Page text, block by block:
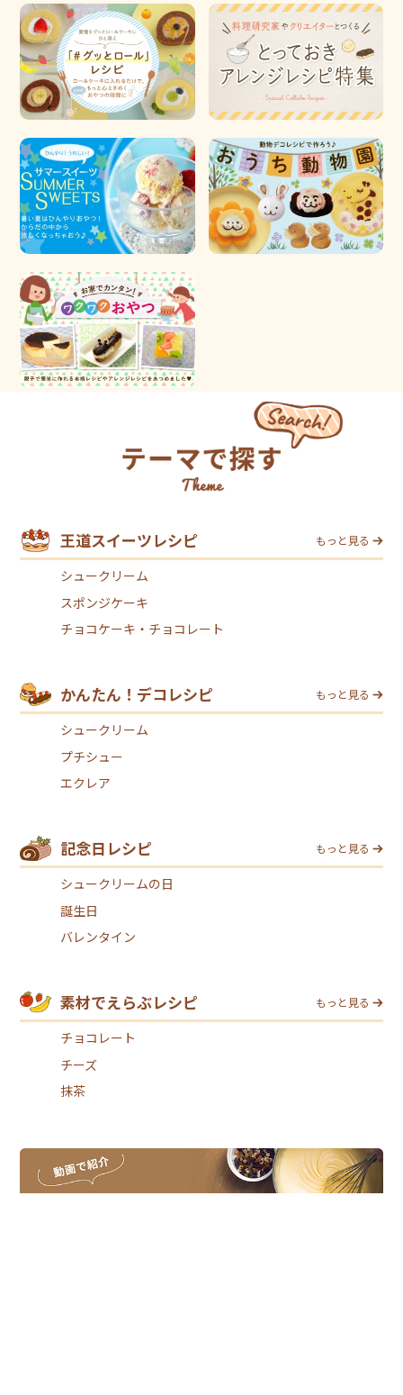
王道スイーツレシピ もっと見る
シュークリーム
スポンジケーキ
チョコケーキ・チョコレート
かんたん！デコレシピ もっと見る
シュークリーム
プチシュー
エクレア
記念日レシピ もっと見る
シュークリームの日
誕生日
バレンタイン
素材でえらぶレシピ もっと見る
チョコレート
チーズ
抹茶